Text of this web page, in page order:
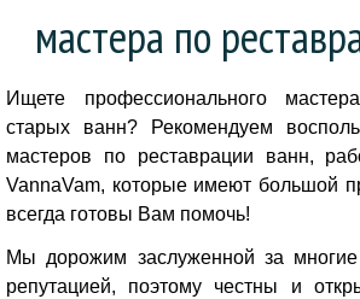
мастера по
Ищете профессионального
старых ванн? Рекомендуем
мастеров по реставрации ванн,
VannaVam, которые имеют большой
всегда готовы Вам помочь!
Мы дорожим заслуженной за многие
репутацией, поэтому честны и